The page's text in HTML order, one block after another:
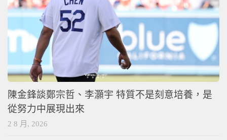
陳金鋒談鄭宗哲、李灝宇 特質不是刻意培養，是
從努力中展現出來
2 8 月, 2026